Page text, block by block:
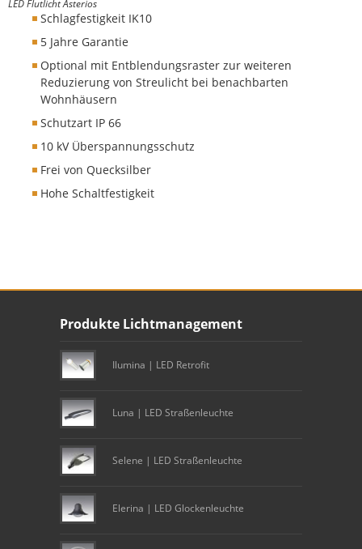
LED Flutlicht Asterios
Schlagfestigkeit IK10
5 Jahre Garantie
Optional mit Entblendungsraster zur weiteren
Reduzierung von Streulicht bei benachbarten
Wohnhäusern
Schutzart IP 66
10 kV Überspannungsschutz
Frei von Quecksilber
Hohe Schaltfestigkeit
Footer contentProdukte Lichtmanagement
Ilumina | LED Retrofit
Luna | LED Straßenleuchte
Selene | LED Straßenleuchte
Elerina | LED Glockenleuchte